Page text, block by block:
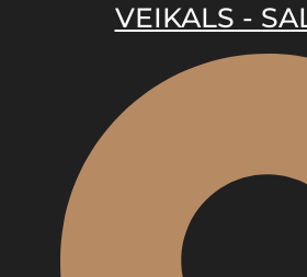
VEIKALS -